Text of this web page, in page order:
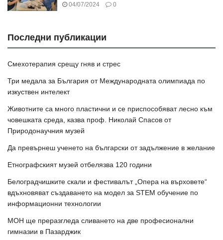
04/07/2024 0
Последни публикации
Смехотерапия срещу гняв и стрес
Три медала за България от Международната олимпиада по
изкуствен интелект
Животните са много пластични и се приспособяват лесно към
човешката среда, казва проф. Николай Спасов от
Природонаучния музей
Да превърнеш ученето на български от задължение в желание
Етнографският музей отбелязва 120 години
Белоградчишките скали и фестивалът „Опера на върховете“
вдъхновяват създаването на модел за STEM обучение по
информационни технологии
МОН ще преразгледа сливането на две професионални
гимназии в Пазарджик